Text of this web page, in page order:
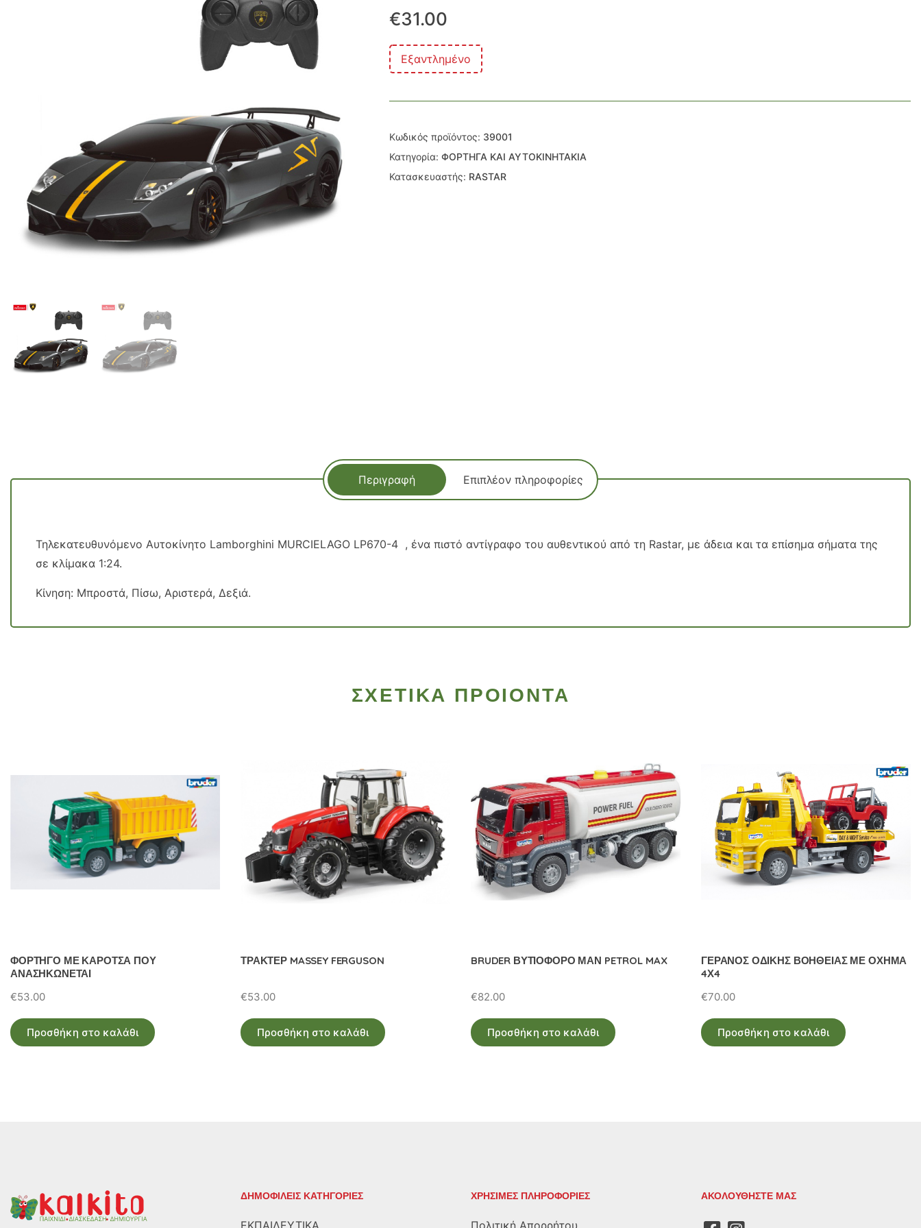
€31.00
Εξαντλημένο
Κωδικός προϊόντος: 39001
Κατηγορία: ΦΟΡΤΗΓΑ ΚΑΙ ΑΥΤΟΚΙΝΗΤΑΚΙΑ
Κατασκευαστής: RASTAR
Περιγραφή Επιπλέον πληροφορίες
Τηλεκατευθυνόμενο Αυτοκίνητο Lamborghini MURCIELAGO LP670-4 , ένα πιστό αντίγραφο του αυθεντικού από τη Rastar, με άδεια και τα επίσημα σήματα της
σε κλίμακα 1:24.
Κίνηση: Μπροστά, Πίσω, Αριστερά, Δεξιά.
ΣΧΕΤΙΚΑ ΠΡΟΙΟΝΤΑ
ΦΟΡΤΗΓΟ ΜΕ ΚΑΡΟΤΣΑ ΠΟΥ
ΑΝΑΣΗΚΩΝΕΤΑΙ
€53.00
Προσθήκη στο καλάθι
ΤΡΑΚΤΕΡ MASSEY FERGUSON
€53.00
Προσθήκη στο καλάθι
BRUDER ΒΥΤΙΟΦΟΡΟ ΜΑΝ PETROL MAX
€82.00
Προσθήκη στο καλάθι
ΓΕΡΑΝΟΣ ΟΔΙΚΗΣ ΒΟΗΘΕΙΑΣ ΜΕ ΟΧΗΜΑ
4Χ4
€70.00
Προσθήκη στο καλάθι
ΔΗΜΟΦΙΛΕΙΣ ΚΑΤΗΓΟΡΙΕΣ
ΕΚΠΑΙΔΕΥΤΙΚΑ
ΧΡΗΣΙΜΕΣ ΠΛΗΡΟΦΟΡΙΕΣ
Πολιτική Απορρήτου
ΑΚΟΛΟΥΘΗΣΤΕ ΜΑΣ